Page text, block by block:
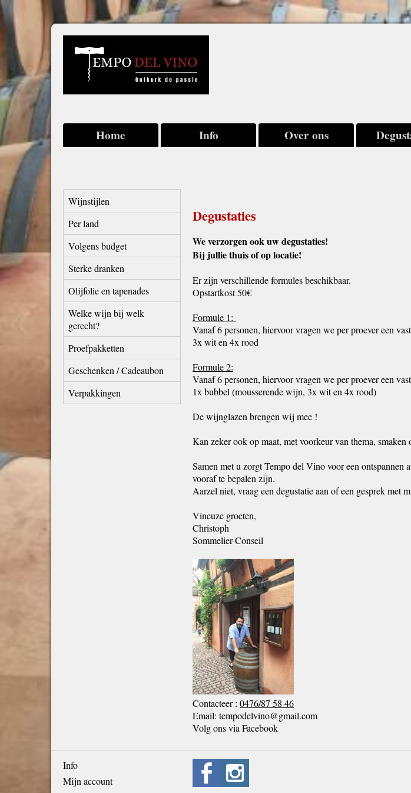
Home Info Over ons
Wijnstijlen
Per land
Volgens budget
Sterke dranken
Olijfolie en tapenades
Welke wijn bij welk
gerecht?
Proefpakketten
Geschenken / Cadeaubon
Verpakkingen
Degustaties
We verzorgen ook uw degustaties!
Bij jullie thuis of op locatie!
Er zijn verschillende formules beschikbaar.
Opstartkost 50€
Formule 1:
Vanaf 6 personen, hiervoor vragen we per proever een
3x wit en 4x rood
Formule 2:
Vanaf 6 personen, hiervoor vragen we per proever een
1x bubbel (mousserende wijn, 3x wit en 4x rood)
De wijnglazen brengen wij mee !
Kan zeker ook op maat, met voorkeur van thema,
Samen met u zorgt Tempo del Vino voor een
vooraf te bepalen zijn.
Aarzel niet, vraag een degustatie aan of een gesprek met
Vineuze groeten,
Christoph
Sommelier-Conseil
Contacteer : 0476/87 58 46
Email: tempodelvino@gmail.com
Volg ons via Facebook
Info
Mijn account